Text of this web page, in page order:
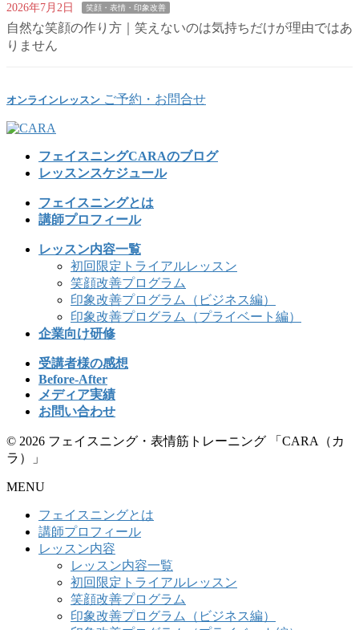
2026年7月2日 笑顔・表情・印象改善
自然な笑顔の作り方｜笑えないのは気持ちだけが理由ではあ
りません
オンラインレッスン ご予約・お問合せ
フェイスニングCARAのブログ
レッスンスケジュール
フェイスニングとは
講師プロフィール
レッスン内容一覧
初回限定トライアルレッスン
笑顔改善プログラム
印象改善プログラム（ビジネス編）
印象改善プログラム（プライベート編）
企業向け研修
受講者様の感想
Before-After
メディア実績
お問い合わせ
© 2026 フェイスニング・表情筋トレーニング 「CARA（カ
ラ）」
MENU
フェイスニングとは
講師プロフィール
レッスン内容
レッスン内容一覧
初回限定トライアルレッスン
笑顔改善プログラム
印象改善プログラム（ビジネス編）